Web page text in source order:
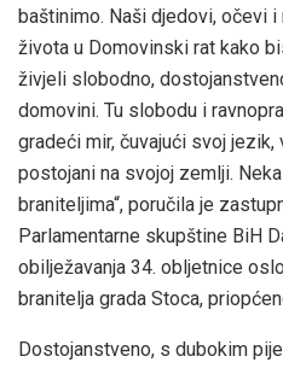
baštinimo. Naši djedovi, očevi
života u Domovinski rat kako
živjeli slobodno,
domovini. Tu slobodu i
gradeći mir, čuvajući svoj
postojani na svojoj zemlji.
braniteljima“, poručila je
Parlamentarne skupštine BiH
obilježavanja 34. obljetnice
branitelja grada Stoca,
Dostojanstveno, s dubokim